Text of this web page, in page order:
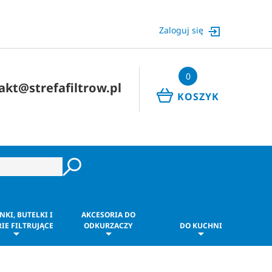
Zaloguj się
0
KOSZYK
BUTELKI I
FILTRUJĄCE
AKCESORIA DO
ODKURZACZY
DO KUCHNI